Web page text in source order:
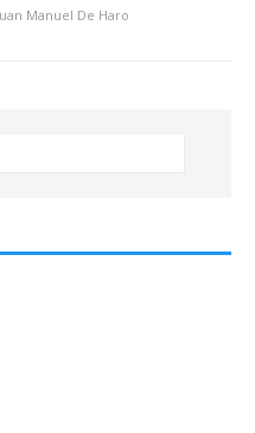
Manuel De Haro